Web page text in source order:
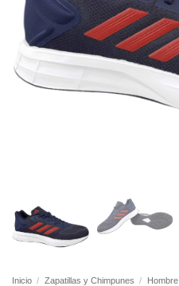
Inicio / Zapatillas y Chimpunes / Hombre